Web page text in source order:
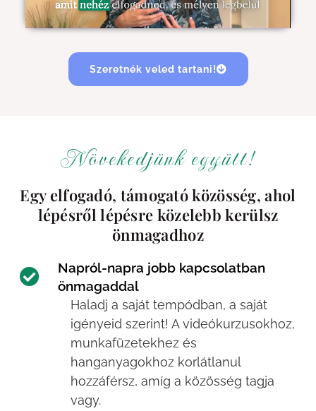
Szeretnék veled tartani!
Növekedjünk együtt!
Egy elfogadó, támogató közösség, ahol
lépésről lépésre közelebb kerülsz
önmagadhoz
Napról-napra jobb kapcsolatban
önmagaddal
Haladj a saját tempódban, a saját
igényeid szerint! A videókurzusokhoz,
munkafüzetekhez és
hanganyagokhoz korlátlanul
hozzáférsz, amíg a közösség tagja
vagy.